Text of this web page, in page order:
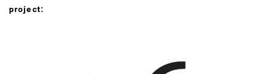
project: